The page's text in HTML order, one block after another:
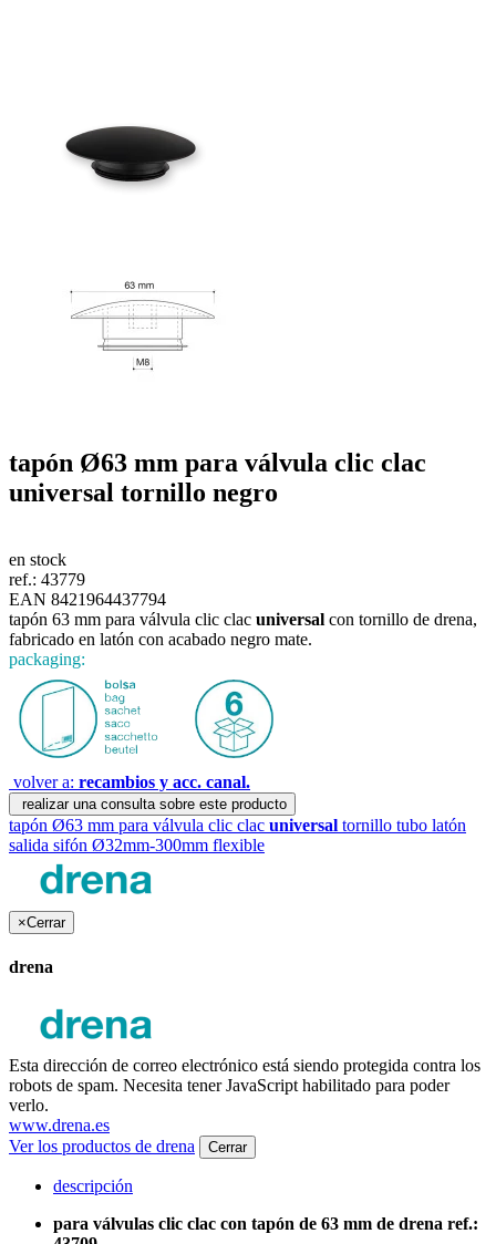
tapón Ø63 mm para válvula clic clac
universal tornillo negro
en stock
ref.: 43779
EAN 8421964437794
tapón 63 mm para válvula clic clac universal con tornillo de drena,
fabricado en latón con acabado negro mate.
packaging:
volver a: recambios y acc. canal.
realizar una consulta sobre este producto
tapón Ø63 mm para válvula clic clac universal tornillo tubo latón
salida sifón Ø32mm-300mm flexible
×Cerrar
drena
Esta dirección de correo electrónico está siendo protegida contra los
robots de spam. Necesita tener JavaScript habilitado para poder
verlo.
www.drena.es
Ver los productos de drena
Cerrar
descripción
para válvulas clic clac con tapón de 63 mm de drena ref.: